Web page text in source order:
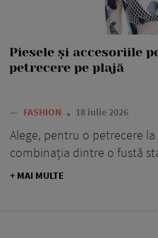
Piesele și accesoriile
petrecere pe plajă
— FASHION 18 iulie 2026
Alege, pentru o petrecere
combinația dintre o fustă
+ MAI MULTE